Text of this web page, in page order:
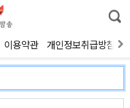
통
합
색
이용약관 개인정보취급방침